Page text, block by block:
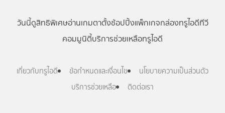
วันนี้ดูสิทธิพิเศษอ่านเกมตาตั้งช้อปปิ้งแพ็กเกจกล่องทรูไอดีทีวี
คอมมูนิตี้บริการช่วยเหลือทรูไอดี
เกี่ยวกับทรูไอดี ข้อกำหนดและเงื่อนไข
นโยบายความเป็นส่วนตัว
บริการช่วยเหลือ
ติดต่อเรา